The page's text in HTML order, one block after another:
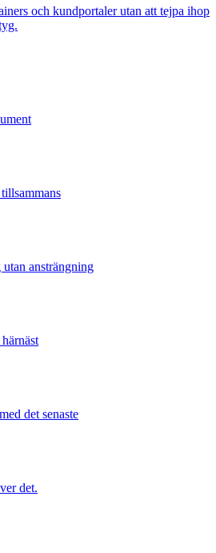
och kundportaler utan att tejpa ihop
ansträngning
det senaste
det.